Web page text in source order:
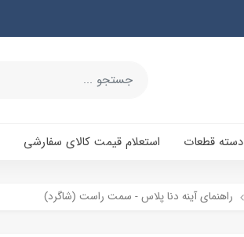
دسته قطعات استعلام قیمت کالای سفارشی
راهنمای آینه دنا پلاس - سمت راست (شاگرد)